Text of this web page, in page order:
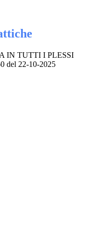
IN TUTTI I PLESSI
del 22-10-2025